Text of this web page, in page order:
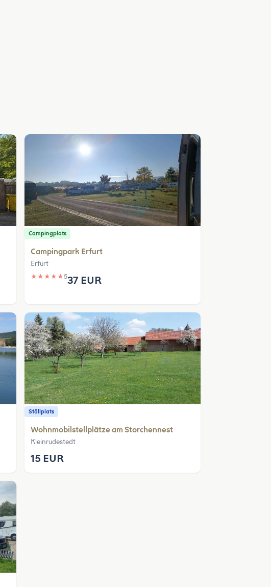
Campingplats
Campingpark Erfurt
Erfurt
★ ★ ★ ★ ★537 EUR
Ställplats
Wohnmobilstellplätze am Storchennest
Kleinrudestedt
15 EUR